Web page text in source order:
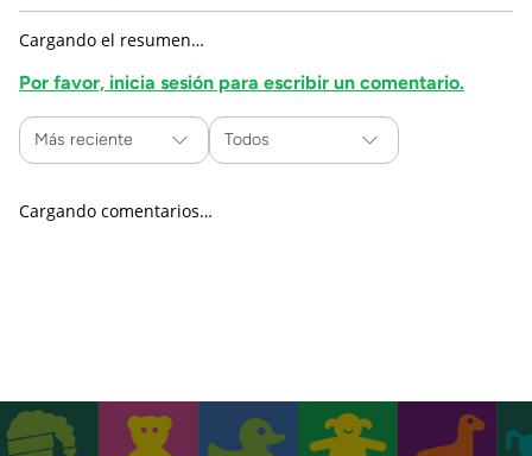
Cargando el resumen…
Por favor, inicia sesión para escribir un comentario.
Más reciente Todos
Cargando comentarios…